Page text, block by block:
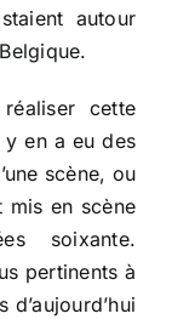
autour
cette
y en a eu des
scène, ou
mis en scène
soixante.
pertinents à